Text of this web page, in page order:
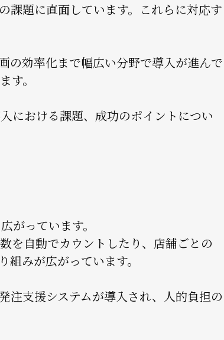
課題に直面しています。これらに対応す
の効率化まで幅広い分野で導入が進んで
す。
における課題、成功のポイントについ
がっています。
を自動でカウントしたり、店舗ごとの
みが広がっています。
注支援システムが導入され、人的負担の